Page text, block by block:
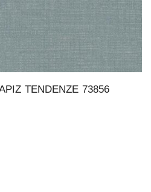
TENDENZE 73856